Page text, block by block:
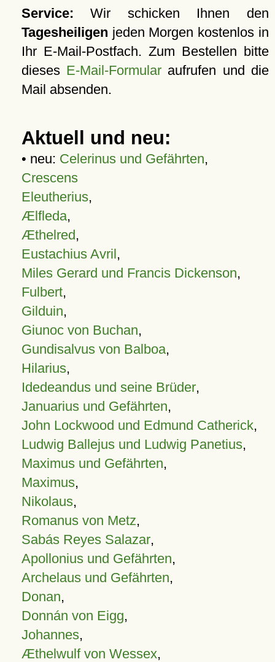
Service: Wir schicken Ihnen den
Tagesheiligen jeden Morgen kostenlos in
Ihr E-Mail-Postfach. Zum Bestellen bitte
dieses E-Mail-Formular aufrufen und die
Mail absenden.
Aktuell und neu:
• neu: Celerinus und Gefährten,
Crescens
Eleutherius,
Ælfleda,
Æthelred,
Eustachius Avril,
Miles Gerard und Francis Dickenson,
Fulbert,
Gilduin,
Giunoc von Buchan,
Gundisalvus von Balboa,
Hilarius,
Idedeandus und seine Brüder,
Januarius und Gefährten,
John Lockwood und Edmund Catherick,
Ludwig Ballejus und Ludwig Panetius,
Maximus und Gefährten,
Maximus,
Nikolaus,
Romanus von Metz,
Sabás Reyes Salazar,
Apollonius und Gefährten,
Archelaus und Gefährten,
Donan,
Donnán von Eigg,
Johannes,
Æthelwulf von Wessex,